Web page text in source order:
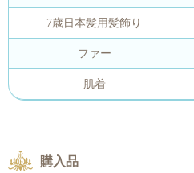
7歳日本髪用髪飾り
ファー
肌着
購入品